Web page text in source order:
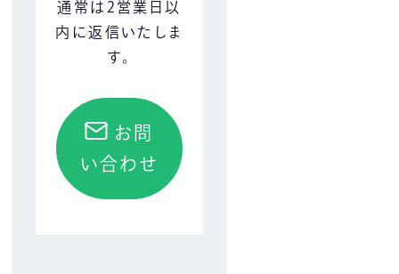
通常は2営業日以
内に返信いたしま
す。
お問
い合わせ